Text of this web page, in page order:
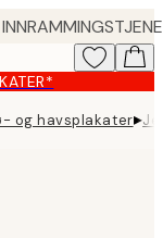
og havsplakater▸